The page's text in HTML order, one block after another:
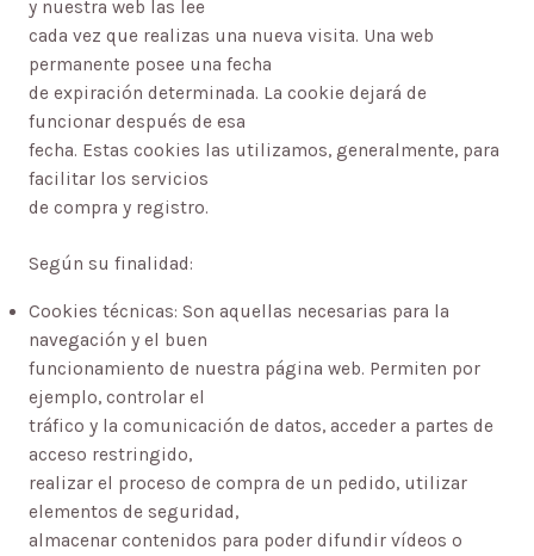
y nuestra web las lee
cada vez que realizas una nueva visita. Una web
permanente posee una fecha
de expiración determinada. La cookie dejará de
funcionar después de esa
fecha. Estas cookies las utilizamos, generalmente, para
facilitar los servicios
de compra y registro.
Según su finalidad:
Cookies técnicas: Son aquellas necesarias para la
navegación y el buen
funcionamiento de nuestra página web. Permiten por
ejemplo, controlar el
tráfico y la comunicación de datos, acceder a partes de
acceso restringido,
realizar el proceso de compra de un pedido, utilizar
elementos de seguridad,
almacenar contenidos para poder difundir vídeos o